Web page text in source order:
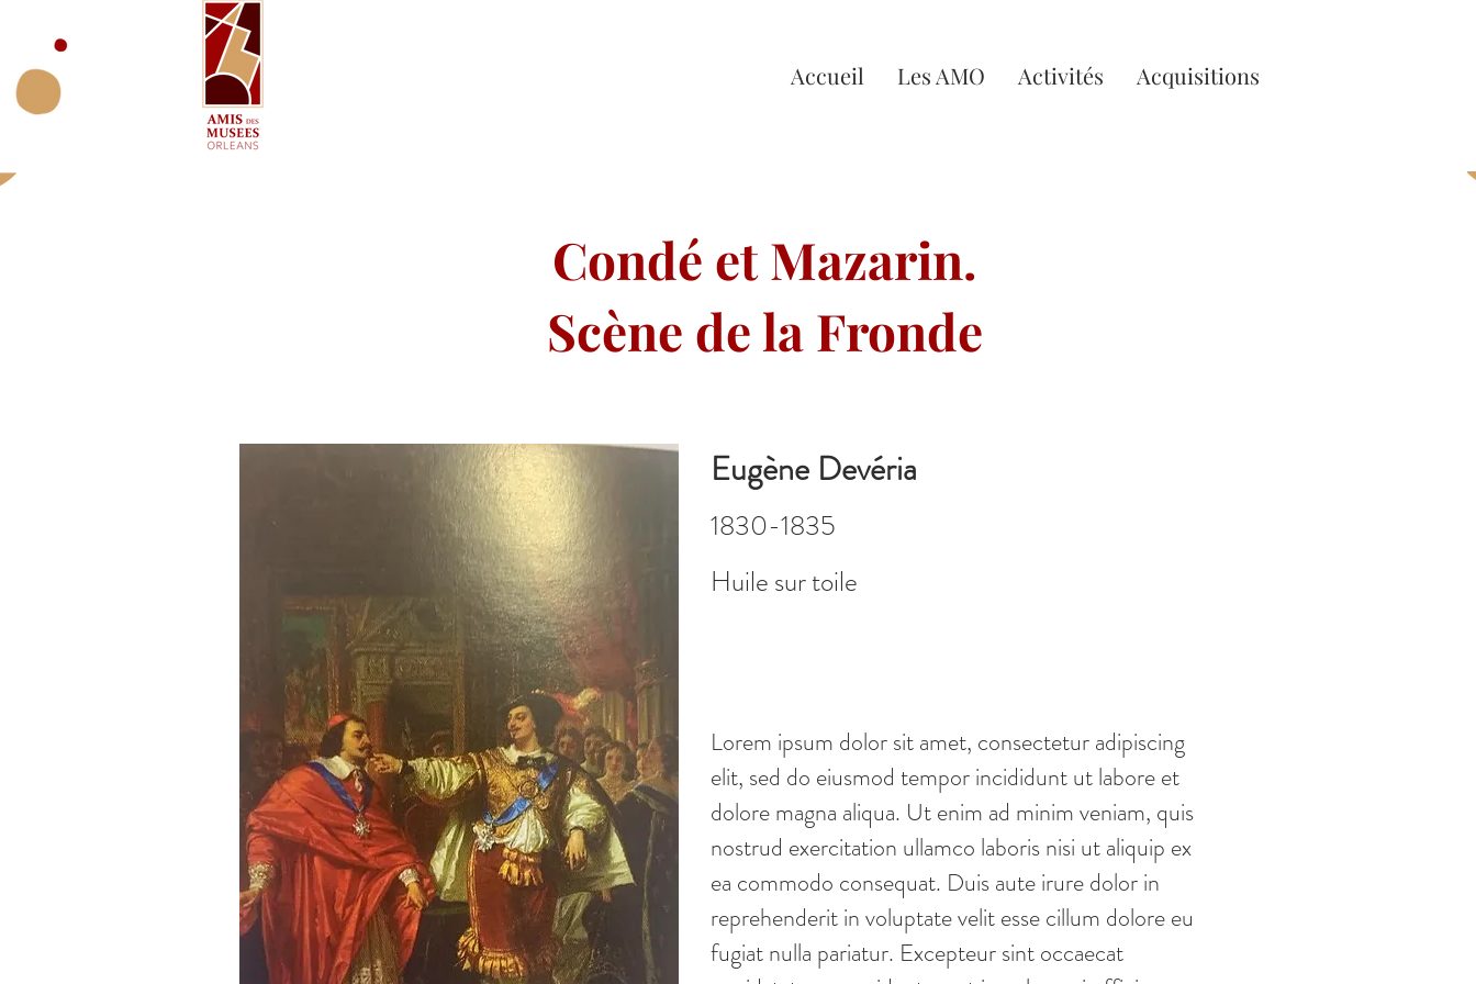
Accueil Les AMO Activités Acquisitions
Condé et Mazarin.
Scène de la Fronde
Eugène Devéria
1830-1835
Huile sur toile
Lorem ipsum dolor sit amet, consectetur adipiscing
elit, sed do eiusmod tempor incididunt ut labore et
dolore magna aliqua. Ut enim ad minim veniam, quis
nostrud exercitation ullamco laboris nisi ut aliquip ex
ea commodo consequat. Duis aute irure dolor in
reprehenderit in voluptate velit esse cillum dolore eu
fugiat nulla pariatur. Excepteur sint occaecat